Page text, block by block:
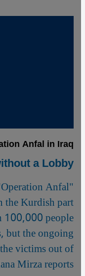
Anfal in Iraq
a Lobby
Anfal"
the Kurdish part
100,000 people
but the ongoing
victims out of
Mirza reports